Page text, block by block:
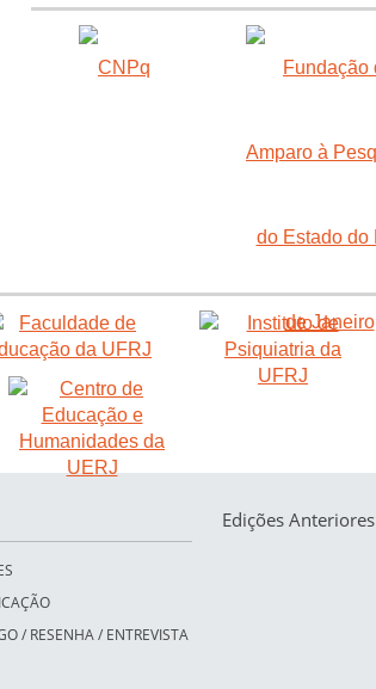
/ RESENHA / ENTREVISTA
Edições Anteriores